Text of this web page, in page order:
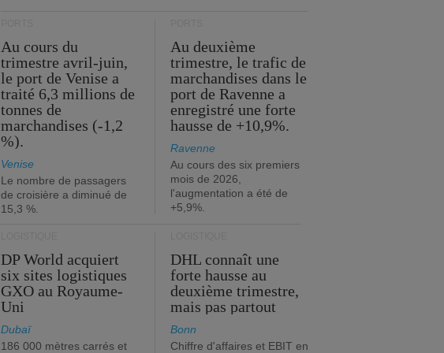
Au cours du
trimestre avril-juin,
le port de Venise a
traité 6,3 millions de
tonnes de
marchandises (-1,2
%).
Venise
Le nombre de passagers
de croisière a diminué de
15,3 %.
Au deuxième
trimestre, le trafic de
marchandises dans le
port de Ravenne a
enregistré une forte
hausse de +10,9%.
Ravenne
Au cours des six premiers
mois de 2026,
l'augmentation a été de
+5,9%.
DP World acquiert
six sites logistiques
GXO au Royaume-
Uni
Dubaï
186 000 mètres carrés et
DHL connaît une
forte hausse au
deuxième trimestre,
mais pas partout
Bonn
Chiffre d'affaires et EBIT en